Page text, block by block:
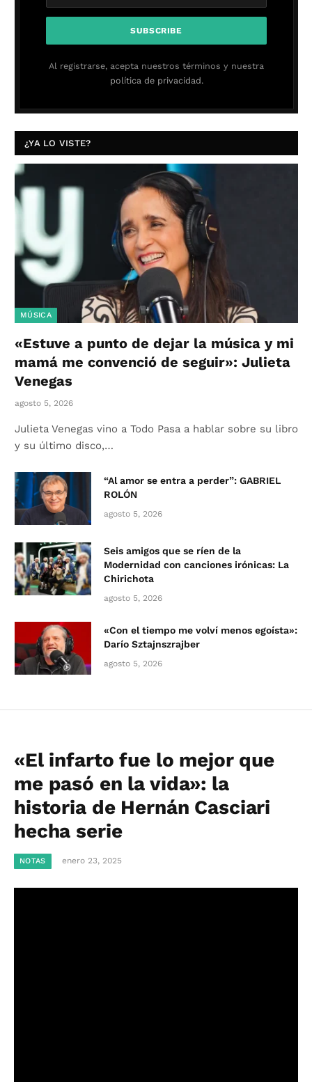
Al registrarse, acepta nuestros términos y nuestra
política de privacidad.
¿YA LO VISTE?
MÚSICA
«Estuve a punto de dejar la música y mi
mamá me convenció de seguir»: Julieta
Venegas
agosto 5, 2026
Julieta Venegas vino a Todo Pasa a hablar sobre su libro
y su último disco,…
“Al amor se entra a perder”: GABRIEL
ROLÓN
agosto 5, 2026
Seis amigos que se ríen de la
Modernidad con canciones irónicas: La
Chirichota
agosto 5, 2026
«Con el tiempo me volví menos egoísta»:
Darío Sztajnszrajber
agosto 5, 2026
«El infarto fue lo mejor que
me pasó en la vida»: la
historia de Hernán Casciari
hecha serie
NOTAS enero 23, 2025